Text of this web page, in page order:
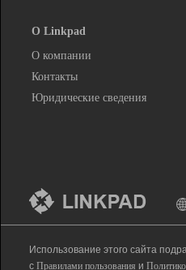
О Linkpad
О компании
Контакты
Юридические сведения
Использование этого сайта
с Правилами пользования и